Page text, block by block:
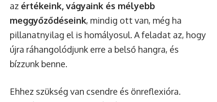
az értékeink, vágyaink és mélyebb
meggyőződéseink, mindig ott van, még ha
pillanatnyilag el is homályosul. A feladat az, hogy
újra ráhangolódjunk erre a belső hangra, és
bízzunk benne.
Ehhez szükség van csendre és önreflexióra.